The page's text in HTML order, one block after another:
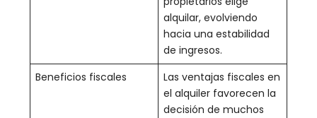
alquilar, evolviendo
hacia una estabilidad
de ingresos.
Beneficios fiscales
Las ventajas fiscales en
el alquiler favorecen la
decisión de muchos